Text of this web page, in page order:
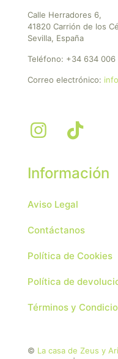
Calle Herradores 6,
41820 Carrión de los
Sevilla, España
Teléfono: +34 634 006
Correo electrónico:
Información
Aviso Legal
Contáctanos
Política de Cookies
Política de
Términos y
© La casa de Zeus y